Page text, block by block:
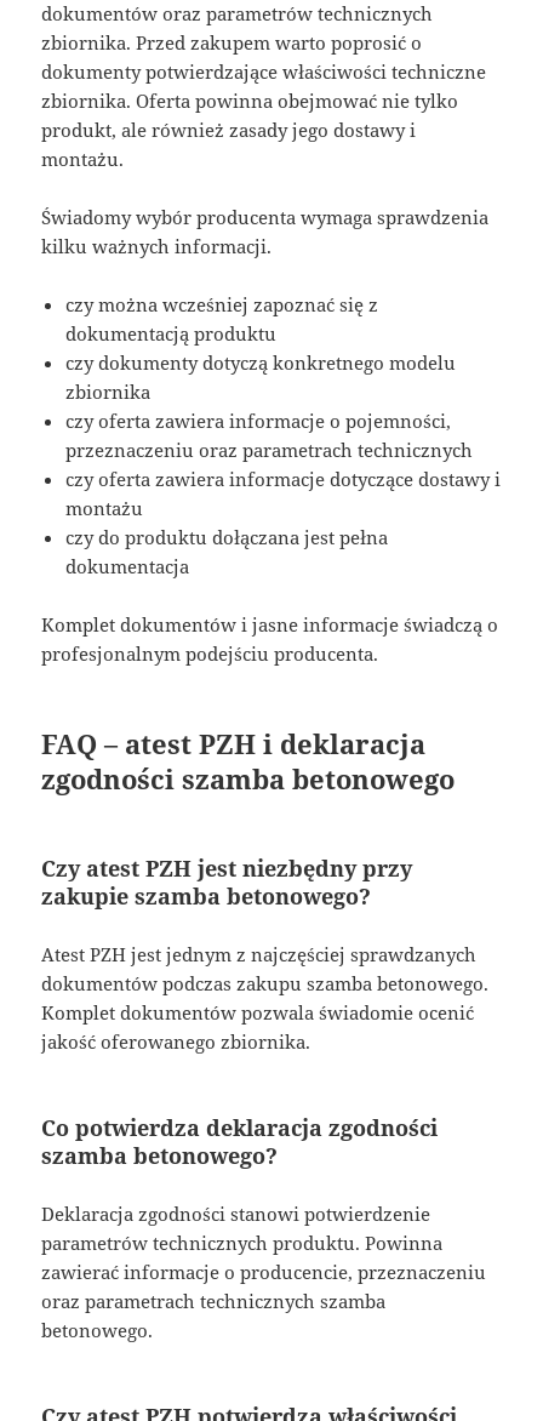
dokumentów oraz parametrów technicznych
zbiornika. Przed zakupem warto poprosić o
dokumenty potwierdzające właściwości techniczne
zbiornika. Oferta powinna obejmować nie tylko
produkt, ale również zasady jego dostawy i
montażu.
Świadomy wybór producenta wymaga sprawdzenia
kilku ważnych informacji.
czy można wcześniej zapoznać się z
dokumentacją produktu
czy dokumenty dotyczą konkretnego modelu
zbiornika
czy oferta zawiera informacje o pojemności,
przeznaczeniu oraz parametrach technicznych
czy oferta zawiera informacje dotyczące dostawy i
montażu
czy do produktu dołączana jest pełna
dokumentacja
Komplet dokumentów i jasne informacje świadczą o
profesjonalnym podejściu producenta.
FAQ – atest PZH i deklaracja
zgodności szamba betonowego
Czy atest PZH jest niezbędny przy
zakupie szamba betonowego?
Atest PZH jest jednym z najczęściej sprawdzanych
dokumentów podczas zakupu szamba betonowego.
Komplet dokumentów pozwala świadomie ocenić
jakość oferowanego zbiornika.
Co potwierdza deklaracja zgodności
szamba betonowego?
Deklaracja zgodności stanowi potwierdzenie
parametrów technicznych produktu. Powinna
zawierać informacje o producencie, przeznaczeniu
oraz parametrach technicznych szamba
betonowego.